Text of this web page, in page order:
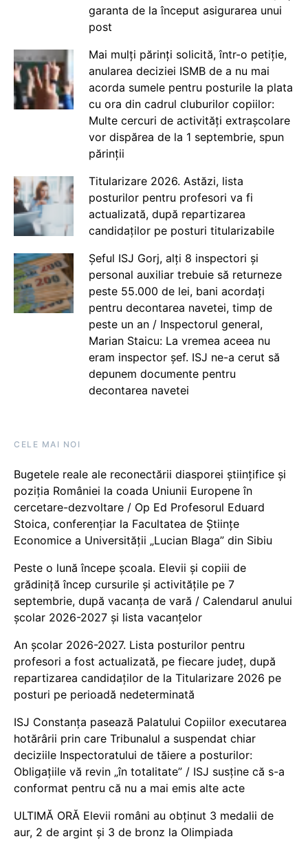
garanta de la început asigurarea unui
post
Mai mulți părinți solicită, într-o petiție,
anularea deciziei ISMB de a nu mai
acorda sumele pentru posturile la plata
cu ora din cadrul cluburilor copiilor:
Multe cercuri de activități extrașcolare
vor dispărea de la 1 septembrie, spun
părinții
Titularizare 2026. Astăzi, lista
posturilor pentru profesori va fi
actualizată, după repartizarea
candidaților pe posturi titularizabile
Șeful ISJ Gorj, alți 8 inspectori și
personal auxiliar trebuie să returneze
peste 55.000 de lei, bani acordați
pentru decontarea navetei, timp de
peste un an / Inspectorul general,
Marian Staicu: La vremea aceea nu
eram inspector șef. ISJ ne-a cerut să
depunem documente pentru
decontarea navetei
CELE MAI NOI
Bugetele reale ale reconectării diasporei științifice și
poziția României la coada Uniunii Europene în
cercetare-dezvoltare / Op Ed Profesorul Eduard
Stoica, conferențiar la Facultatea de Științe
Economice a Universității „Lucian Blaga” din Sibiu
Peste o lună începe școala. Elevii și copiii de
grădiniță încep cursurile și activitățile pe 7
septembrie, după vacanța de vară / Calendarul anului
școlar 2026-2027 și lista vacanțelor
An școlar 2026-2027. Lista posturilor pentru
profesori a fost actualizată, pe fiecare județ, după
repartizarea candidaților de la Titularizare 2026 pe
posturi pe perioadă nedeterminată
ISJ Constanța pasează Palatului Copiilor executarea
hotărârii prin care Tribunalul a suspendat chiar
deciziile Inspectoratului de tăiere a posturilor:
Obligațiile vă revin „în totalitate” / ISJ susține că s-a
conformat pentru că nu a mai emis alte acte
ULTIMĂ ORĂ Elevii români au obținut 3 medalii de
aur, 2 de argint și 3 de bronz la Olimpiada